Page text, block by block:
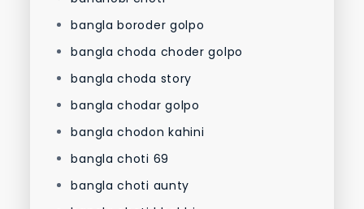
bangla boroder golpo
bangla choda choder golpo
bangla choda story
bangla chodar golpo
bangla chodon kahini
bangla choti 69
bangla choti aunty